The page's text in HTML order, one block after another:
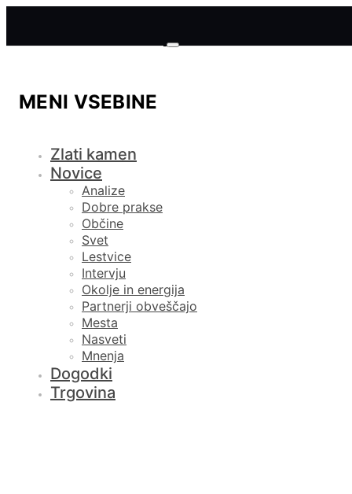
MENI VSEBINE
Zlati kamen
Novice
Analize
Dobre prakse
Občine
Svet
Lestvice
Intervju
Okolje in energija
Partnerji obveščajo
Mesta
Nasveti
Mnenja
Dogodki
Trgovina